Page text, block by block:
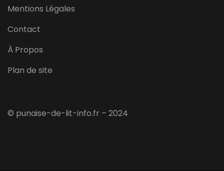
Mentions Légales
Contact
À Propos
Plan de site
© punaise-de-lit-info.fr – 2024